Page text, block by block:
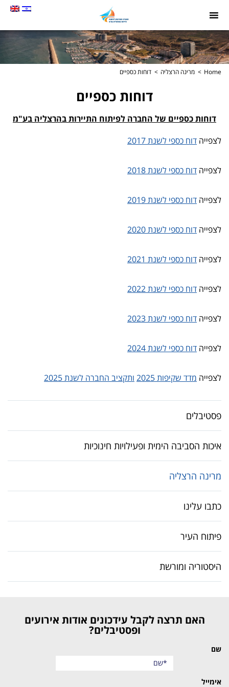
כקישור
לעמוד
הבית
Home מרינה הרצליה דוחות כספיים
דוחות כספיים
דוחות כספיים של החברה לפיתוח התיירות בהרצליה בע"מ
לצפייה דוח כספי לשנת 2017
לצפייה דוח כספי לשנת 2018
לצפייה דוח כספי לשנת 2019
לצפייה דוח כספי לשנת 2020
לצפייה דוח כספי לשנת 2021
לצפייה דוח כספי לשנת 2022
לצפייה דוח כספי לשנת 2023
לצפייה דוח כספי לשנת 2024
לצפייה מדד שקיפות 2025 ותקציב החברה לשנת 2025
פסטיבלים
איכות הסביבה הימית ופעילויות חינוכיות
מרינה הרצליה
כתבו עלינו
פיתוח העיר
היסטוריה ומורשת
האם תרצה לקבל עידכונים אודות אירועים
ופסטיבלים?
שם
אימייל